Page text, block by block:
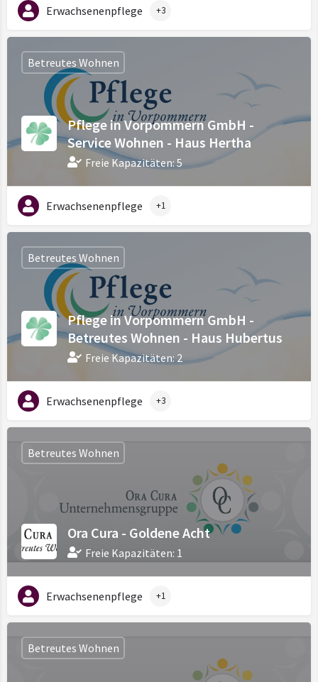
Erwachsenenpflege +3
Pflege in Vorpommern GmbH -
Service Wohnen - Haus Hertha
Freie Kapazitäten: 5
Betreutes Wohnen
Erwachsenenpflege +1
Pflege in Vorpommern GmbH -
Betreutes Wohnen - Haus Hubertus
Freie Kapazitäten: 2
Betreutes Wohnen
Erwachsenenpflege +3
Ora Cura - Goldene Acht
Freie Kapazitäten: 1
Betreutes Wohnen
Erwachsenenpflege +1
Betreutes Wohnen